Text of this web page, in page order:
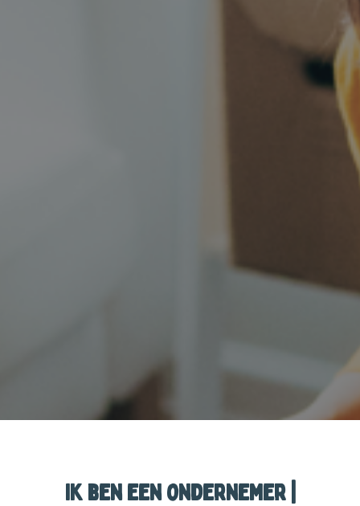
Ik ben een ondernemer |